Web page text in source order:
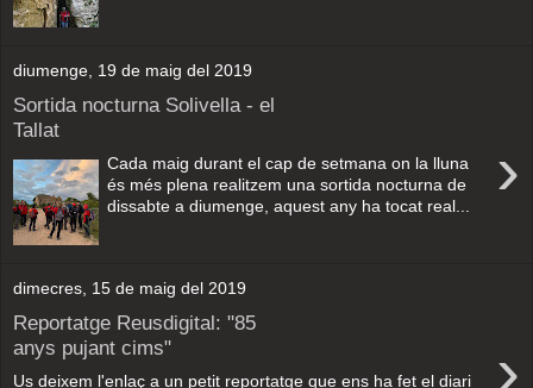
diumenge, 19 de maig del 2019
Sortida nocturna Solivella - el
Tallat
›
Cada maig durant el cap de setmana on la lluna
és més plena realitzem una sortida nocturna de
dissabte a diumenge, aquest any ha tocat real...
dimecres, 15 de maig del 2019
Reportatge Reusdigital: "85
anys pujant cims"
›
Us deixem l'enlaç a un petit reportatge que ens ha fet el diari